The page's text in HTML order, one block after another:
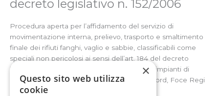
decreto legislativo n. 152/2006
Procedura aperta per l’affidamento del servizio di
movimentazione interna, prelievo, trasporto e smaltimento
finale dei rifiuti fanghi, vaglio e sabbie, classificabili come
speciali non pericolosi ai sensi dell’art. 184 del decreto
legislativo n. 152/2006 e s.m.i., prodotti dagli impianti di
depurazione di Acerra, Marcianise, Napoli Nord, Foce Regi
Lagni-Succivo e Cuma.
×
Questo sito web utilizza
cookie